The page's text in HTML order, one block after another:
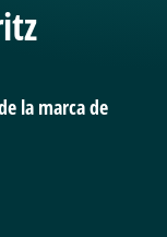
la marca de